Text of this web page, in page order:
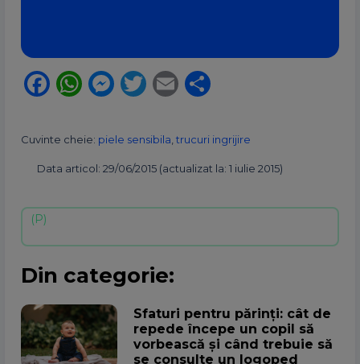
Facebook
WhatsApp
Messenger
Twitter
Email
Cuvinte cheie: piele sensibila trucuri ingrijire
Data articol: 29/06/2015 (actualizat la: 1 iulie 2015)
Din categorie:
Sfaturi pentru părinți: cât de
repede începe un copil să
vorbească și când trebuie să
se consulte un logoped